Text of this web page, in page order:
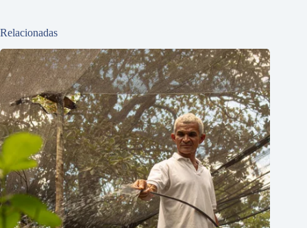
Relacionadas